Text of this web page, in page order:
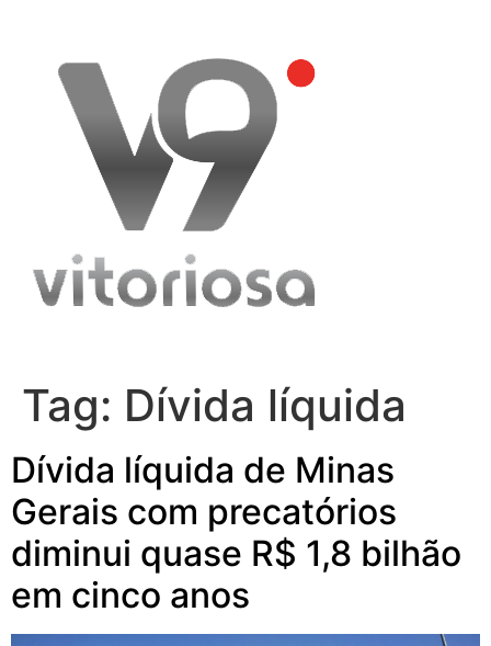
content
Tag: Dívida líquida
Dívida líquida de Minas
Gerais com precatórios
diminui quase R$ 1,8 bilhão
em cinco anos